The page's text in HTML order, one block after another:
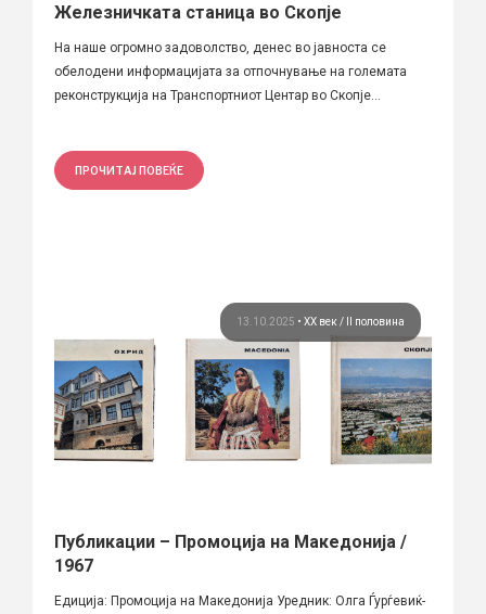
Железничката станица во Скопје
На наше огромно задоволство, денес во јавноста се
обелодени информацијата за отпочнување на големата
реконструкција на Транспортниот Центар во Скопје...
ПРОЧИТАЈ ПОВЕЌЕ
13.10.2025 • ХХ век / II половина
Публикации – Промоција на Македонија /
1967
Едиција: Промоција на Македонија Уредник: Олга Ѓурѓевиќ-